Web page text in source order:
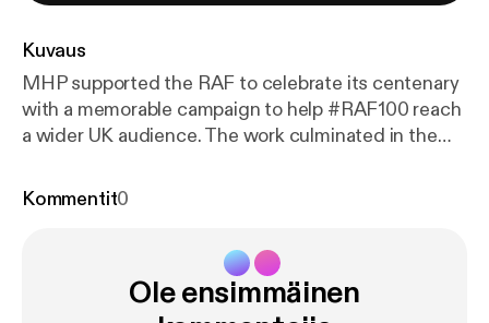
Kuvaus
MHP supported the RAF to celebrate its centenary
with a memorable campaign to help #RAF100 reach
a wider UK audience. The work culminated in the
massive media coverage of one of the most
reflect on a PR campaign which really made a
Kommentit0
Ole ensimmäinen